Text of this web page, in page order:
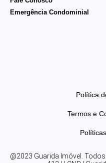
Emergência Condominial
Política
Termos e
@2023 Guarida Imóvel.